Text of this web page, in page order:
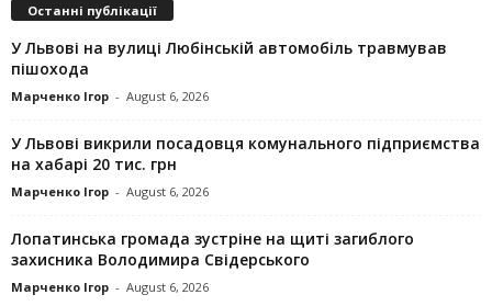
Останні публікації
У Львові на вулиці Любінській автомобіль травмував
пішохода
Марченко Ігор - August 6, 2026
У Львові викрили посадовця комунального підприємства
на хабарі 20 тис. грн
Марченко Ігор - August 6, 2026
Лопатинська громада зустріне на щиті загиблого
захисника Володимира Свідерського
Марченко Ігор - August 6, 2026